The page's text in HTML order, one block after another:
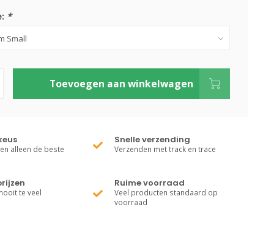
*
Toevoegen aan winkelwagen
alleen de beste
Snelle verzending
Verzenden met track en trace
te veel
Ruime voorraad
Veel producten standaard op
voorraad